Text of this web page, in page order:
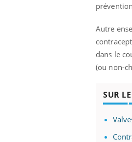
Autre
dans le
(ou non-
SUR